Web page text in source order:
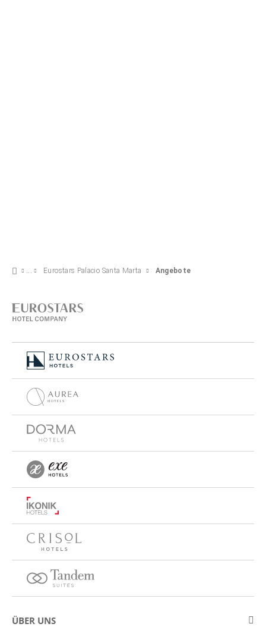
Eurostars Palacio Santa Marta Angebote
ÜBER UNS